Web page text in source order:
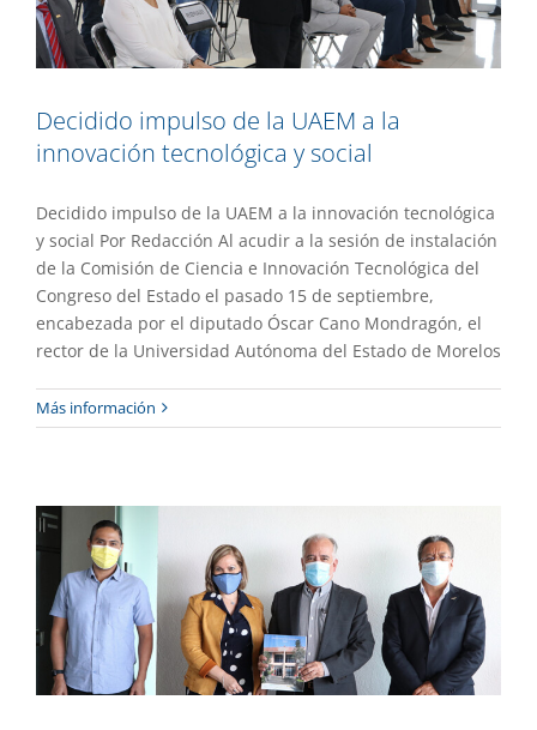
Decidido impulso de la UAEM a la
innovación tecnológica y social
Decidido impulso de la UAEM a la innovación tecnológica
y social Por Redacción Al acudir a la sesión de instalación
de la Comisión de Ciencia e Innovación Tecnológica del
Congreso del Estado el pasado 15 de septiembre,
encabezada por el diputado Óscar Cano Mondragón, el
rector de la Universidad Autónoma del Estado de Morelos
Más informaciónProducción científica del CInC se